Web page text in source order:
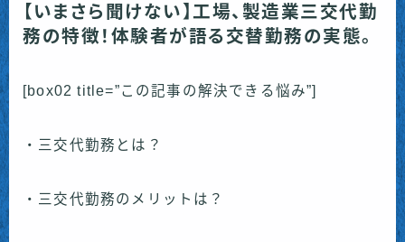
【いまさら聞けない】工場、製造業三交代勤
務の特徴！体験者が語る交替勤務の実態。
[box02 title=”この記事の解決できる悩み”]
・三交代勤務とは？
・三交代勤務のメリットは？